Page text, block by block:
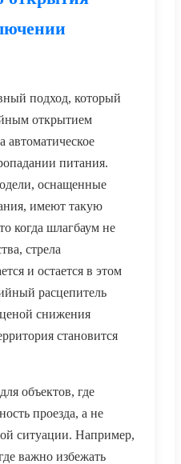
подход, который
открытием
автоматическое
питания.
оснащенные
, имеют такую
когда шлагбаум не
, стрела
и остается в этом
расцепитель
снижения
становится
объектов, где
проезда, а не
ситуации. Например,
важно избежать